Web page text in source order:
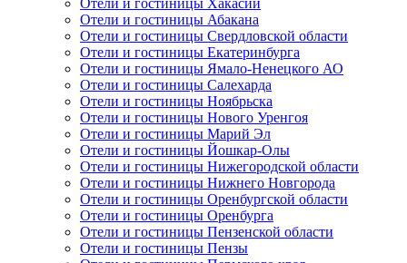
Отели и гостиницы Абакана
Отели и гостиницы Свердловской области
Отели и гостиницы Екатеринбурга
Отели и гостиницы Ямало-Ненецкого АО
Отели и гостиницы Салехарда
Отели и гостиницы Ноябрьска
Отели и гостиницы Нового Уренгоя
Отели и гостиницы Марий Эл
Отели и гостиницы Йошкар-Олы
Отели и гостиницы Нижегородской области
Отели и гостиницы Нижнего Новгорода
Отели и гостиницы Оренбургской области
Отели и гостиницы Оренбурга
Отели и гостиницы Пензенской области
Отели и гостиницы Пензы